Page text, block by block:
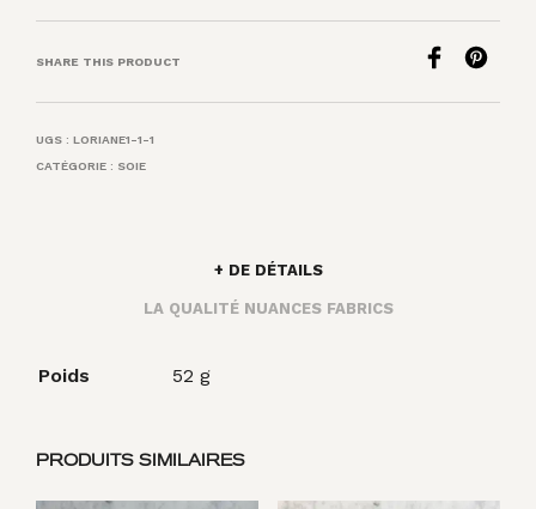
SHARE THIS PRODUCT
UGS : LORIANE1-1-1
CATÉGORIE : SOIE
+ DE DÉTAILS
LA QUALITÉ NUANCES FABRICS
Poids 52 g
PRODUITS SIMILAIRES